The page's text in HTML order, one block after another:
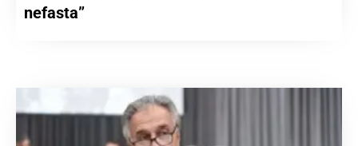
nefasta”